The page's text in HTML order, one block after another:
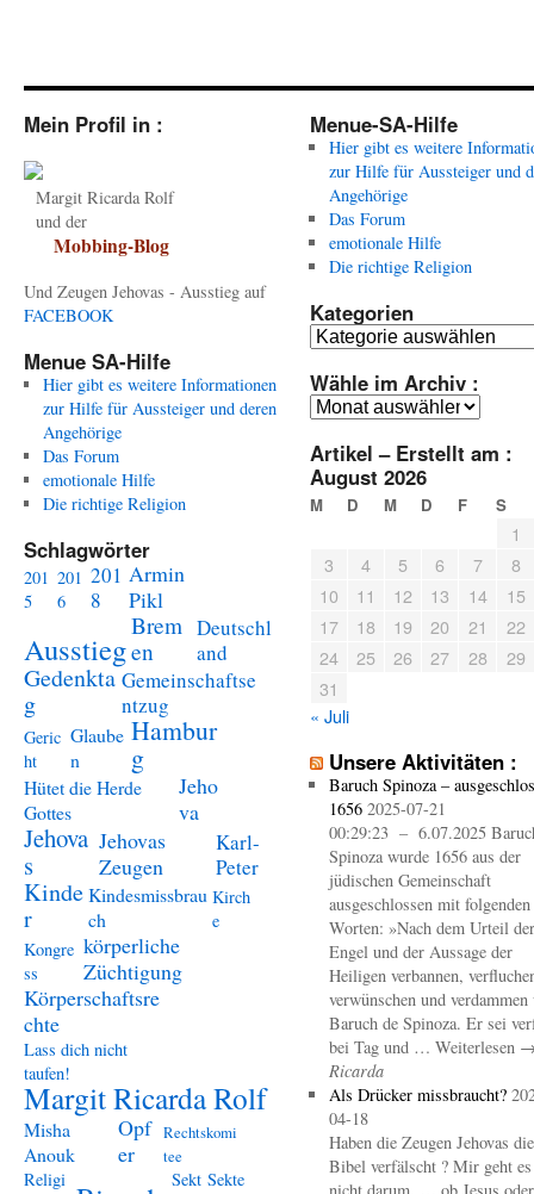
Mein Profil in :
Margit Ricarda Rolf
und der
Mobbing-Blog
Und Zeugen Jehovas - Ausstieg auf
FACEBOOK
Menue SA-Hilfe
Hier gibt es weitere Informationen
zur Hilfe für Aussteiger und deren
Angehörige
Das Forum
emotionale Hilfe
Die richtige Religion
Schlagwörter
201
5
201
6
201
8
Armin
Pikl
Ausstieg
Brem
en
Deutschl
and
Gedenkta
g
Gemeinschaftse
ntzug
Geric
ht
Glaube
n
Hambur
g
Hütet die Herde
Gottes
Jeho
va
Jehova
s
Jehovas
Zeugen
Karl-
Peter
Kinde
r
Kindesmissbrau
ch
Kirch
e
Kongre
ss
körperliche
Züchtigung
Körperschaftsre
chte
Lass dich nicht
taufen!
Margit Ricarda Rolf
Misha
Anouk
Opf
er
Rechtskomi
tee
Religi
Sekt Sekte
Menue-SA-Hilfe
Hier gibt es weitere
zur Hilfe für Aussteiger und
Angehörige
Das Forum
emotionale Hilfe
Die richtige Religion
Kategorien
Kategorien
Wähle im Archiv :
Wähle
Archiv
:
Artikel – Erstellt am :
August 2026
M D M D F S
1
3
4 5 6 7
8
10
11 12 13 14
15
17
18 19 20 21
22
24
25 26 27 28
29
31
« Juli
Unsere Aktivitäten :
Baruch Spinoza –
1656 2025-07-21
00:29:23 – 6.07.2025
Spinoza wurde 1656 aus der
jüdischen Gemeinschaft
ausgeschlossen mit folgenden
Worten: »Nach dem Urteil der
Engel und der Aussage der
Heiligen verbannen,
verwünschen und
Baruch de Spinoza. Er sei
bei Tag und … Weiterlesen
Ricarda
Als Drücker missbraucht?
04-18
Haben die Zeugen Jehovas die
Bibel verfälscht ? Mir geht